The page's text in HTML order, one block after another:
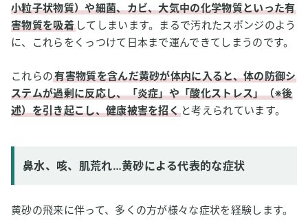
小粒子状物質）や細菌、カビ、大気中の化学物質といった有
害物質を吸着してしまいます。まるで汚れたスポンジのよう
に、これらをくっつけて日本まで運んできてしまうのです。
これらの有害物質を含んだ黄砂が体内に入ると、体の防御シ
ステムが過剰に反応し、「炎症」や「酸化ストレス」（※後
述）を引き起こし、健康被害を招く と考えられています。
鼻水、咳、肌荒れ…黄砂による代表的な症状
黄砂の飛来に伴って、多くの方が様々な症状を経験します。